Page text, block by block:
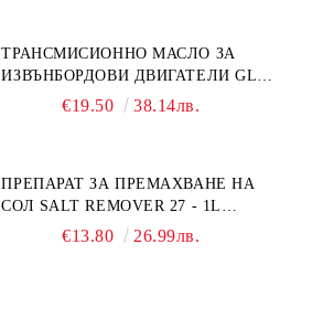
ТРАНСМИСИОННО МАСЛО ЗА
ИЗВЪНБОРДОВИ ДВИГАТЕЛИ GL4
HONDA MARINE 08251-999-102PRO
€19.50 38.14лв.
ПРЕПАРАТ ЗА ПРЕМАХВАНЕ НА
СОЛ SALT REMOVER 27 - 1L
NAUTIC CLEAN
€13.80 26.99лв.